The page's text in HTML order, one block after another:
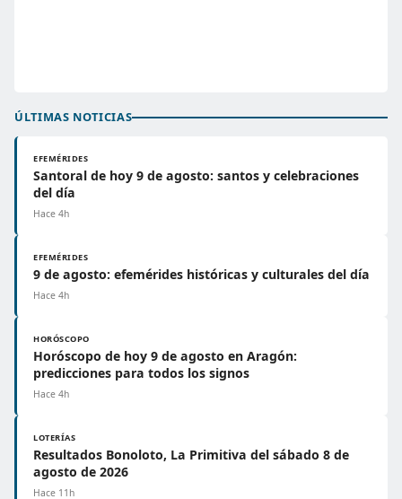
ÚLTIMAS NOTICIAS
EFEMÉRIDES
Santoral de hoy 9 de agosto: santos y celebraciones
del día
Hace 4h
EFEMÉRIDES
9 de agosto: efemérides históricas y culturales del día
Hace 4h
HORÓSCOPO
Horóscopo de hoy 9 de agosto en Aragón:
predicciones para todos los signos
Hace 4h
LOTERÍAS
Resultados Bonoloto, La Primitiva del sábado 8 de
agosto de 2026
Hace 11h